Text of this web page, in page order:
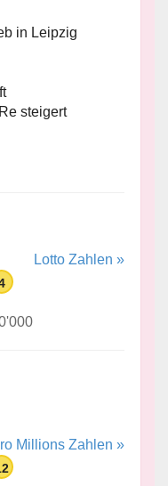
in Leipzig
steigert
Lotto Zahlen »
Millions Zahlen »